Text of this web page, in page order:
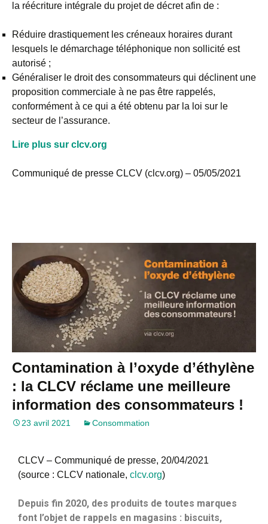
la réécriture intégrale du projet de décret afin de :
Réduire drastiquement les créneaux horaires durant
lesquels le démarchage téléphonique non sollicité est
autorisé ;
Généraliser le droit des consommateurs qui déclinent une
proposition commerciale à ne pas être rappelés,
conformément à ce qui a été obtenu par la loi sur le
secteur de l’assurance.
Lire plus sur clcv.org
Communiqué de presse CLCV (clcv.org) – 05/05/2021
Contamination à l’oxyde d’éthylène
: la CLCV réclame une meilleure
information des consommateurs !
23 avril 2021 Consommation
CLCV – Communiqué de presse, 20/04/2021
(source : CLCV nationale, clcv.org)
Depuis fin 2020, des produits de toutes marques
font l’objet de rappels en magasins : biscuits,